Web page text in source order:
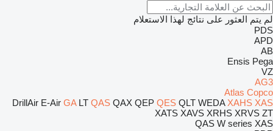
لم يتم العثور على نتائج لهذا الاستعلام
PDS
APD
AB
Ensis Pega
VZ
AG3
Atlas Copco
DrillAir E-Air GA LT QAS QAX QEP QES QLT WEDA XAHS XAS
XATS XAVS XRHS XRVS ZT
QAS W series XAS